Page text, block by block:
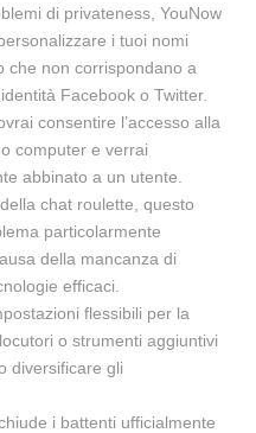
di privateness, YouNow
i tuoi nomi
che non corrispondano a
Facebook o Twitter.
consentire l’accesso alla
computer e verrai
abbinato a un utente.
chat roulette, questo
particolarmente
della mancanza di
efficaci.
flessibili per la
o strumenti aggiuntivi
diversificare gli
i battenti ufficialmente